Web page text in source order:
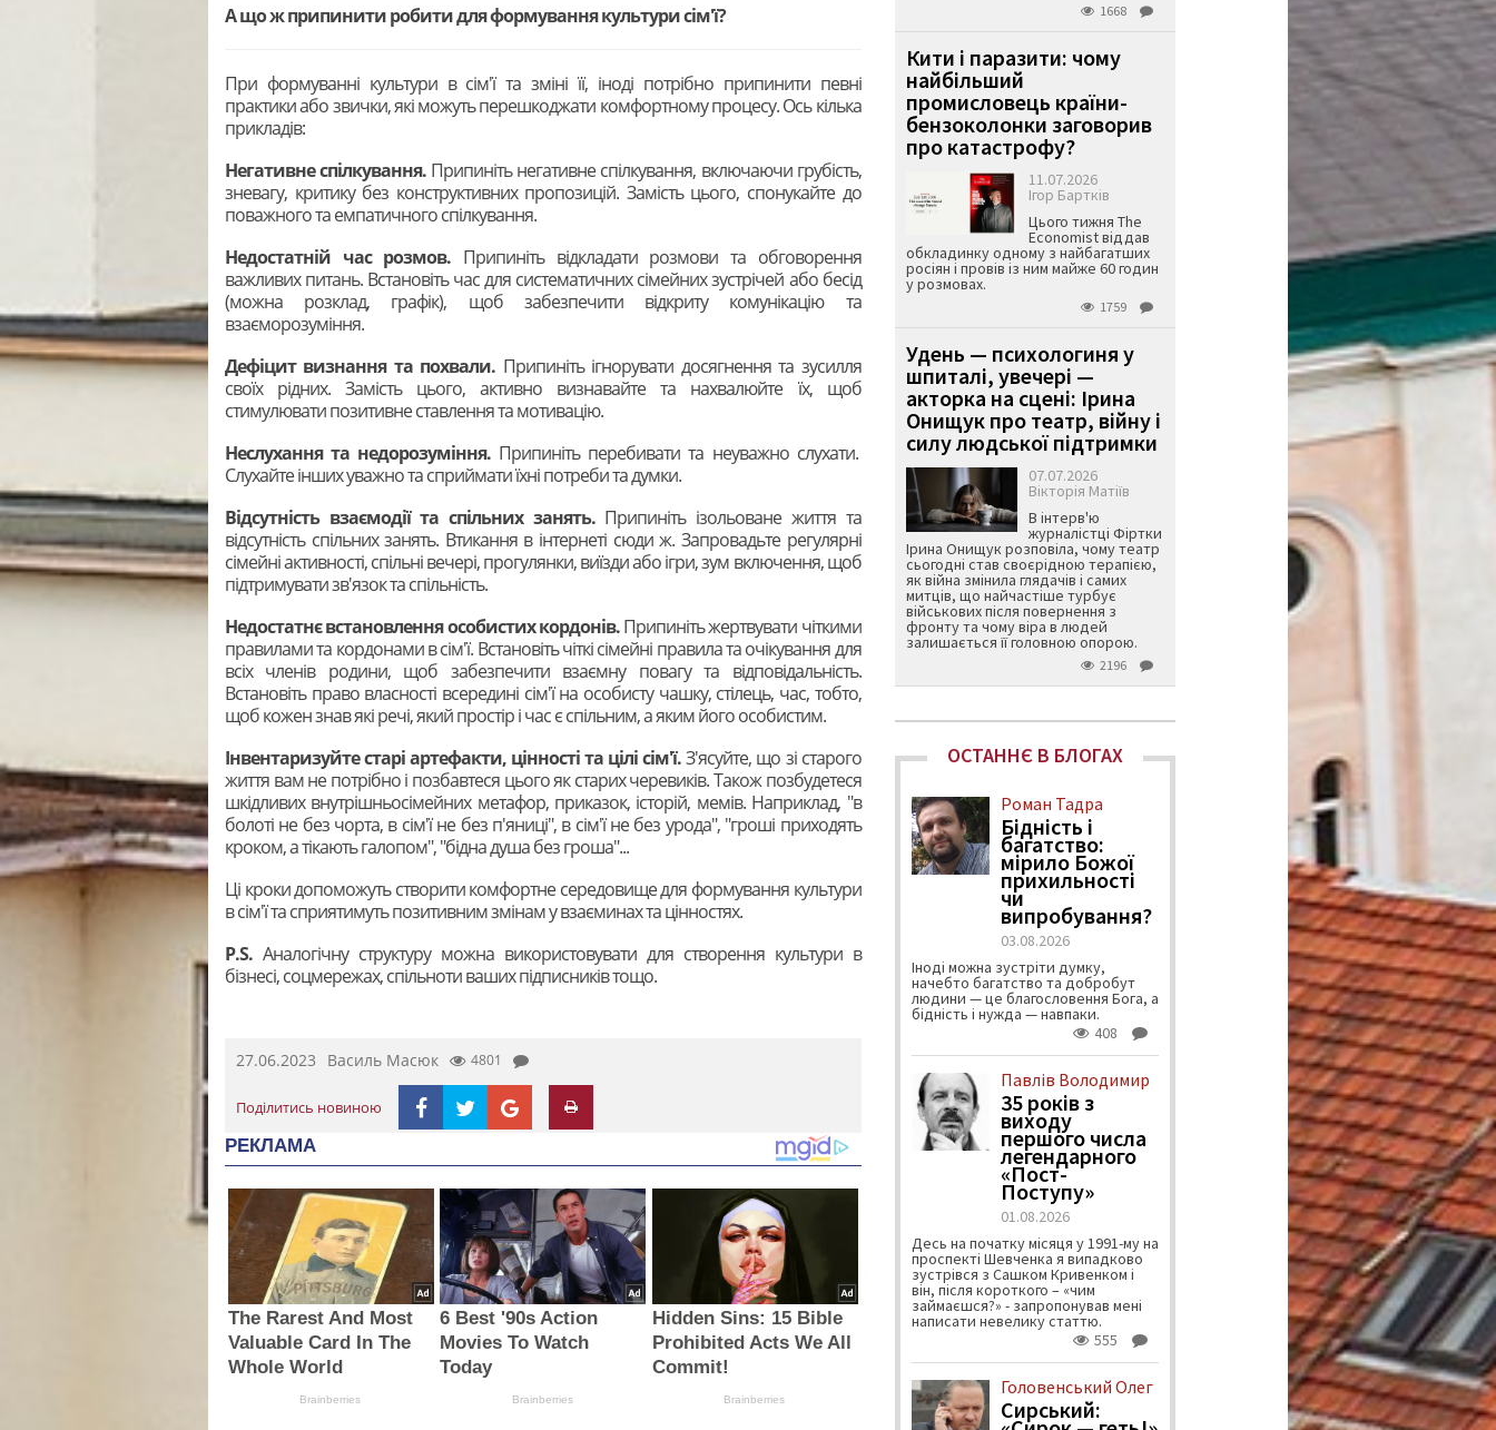
А що ж припинити робити для формування культури сім'ї?
При формуванні культури в сім'ї та зміні її, іноді потрібно припинити певні
практики або звички, які можуть перешкоджати комфортному процесу. Ось кілька
прикладів:
Негативне спілкування. Припиніть негативне спілкування, включаючи грубість,
зневагу, критику без конструктивних пропозицій. Замість цього, спонукайте до
поважного та емпатичного спілкування.
Недостатній час розмов. Припиніть відкладати розмови та обговорення
важливих питань. Встановіть час для систематичних сімейних зустрічей або бесід
(можна розклад, графік), щоб забезпечити відкриту комунікацію та
взаєморозуміння.
Дефіцит визнання та похвали. Припиніть ігнорувати досягнення та зусилля
своїх рідних. Замість цього, активно визнавайте та нахвалюйте їх, щоб
стимулювати позитивне ставлення та мотивацію.
Неслухання та недорозуміння. Припиніть перебивати та неуважно слухати.
Слухайте інших уважно та сприймати їхні потреби та думки.
Відсутність взаємодії та спільних занять.Припиніть ізольоване життя та
відсутність спільних занять. Втикання в інтернеті сюди ж. Запровадьте регулярні
сімейні активності, спільні вечері, прогулянки, виїзди або ігри, зум включення, щоб
підтримувати зв'язок та спільність.
Недостатнє встановлення особистих кордонів.Припиніть жертвувати чіткими
правилами та кордонами в сім'ї. Встановіть чіткі сімейні правила та очікування для
всіх членів родини, щоб забезпечити взаємну повагу та відповідальність.
Встановіть право власності всередині сім'ї на особисту чашку, стілець, час, тобто,
щоб кожен знав які речі, який простір і час є спільним, а яким його особистим.
Інвентаризуйте старі артефакти, цінності та цілі сім'ї.З'ясуйте, що зі старого
життя вам не потрібно і позбавтеся цього як старих черевиків. Також позбудетеся
шкідливих внутрішньосімейних метафор, приказок, історій, мемів. Наприклад, "в
болоті не без чорта, в сім'ї не без п'яниці", в сім'ї не без урода", "гроші приходять
кроком, а тікають галопом", "бідна душа без гроша"...
Ці кроки допоможуть створити комфортне середовище для формування культури
в сім'ї та сприятимуть позитивним змінам у взаєминах та цінностях.
P.S. Аналогічну структуру можна використовувати для створення культури в
бізнесі, соцмережах, спільноти ваших підписників тощо.
27.06.2023 Василь Масюк 4801
Поділитись новиною
РЕКЛАМА
The Rarest And Most
Valuable Card In The
Whole World
Brainberries
6 Best '90s Action
Movies To Watch
Today
Brainberries
Hidden Sins: 15 Bible
Prohibited Acts We All
Commit!
Brainberries
1668
Кити і паразити: чому
найбільший
промисловець країни-
бензоколонки заговорив
про катастрофу?
11.07.2026
Ігор Бартків
Цього тижня The
Economist віддав
обкладинку одному з найбагатших
росіян і провів із ним майже 60 годин
у розмовах.
1759
Удень — психологиня у
шпиталі, увечері —
акторка на сцені: Ірина
Онищук про театр, війну і
силу людської підтримки
07.07.2026
Вікторія Матіїв
В інтерв'ю
журналістці Фіртки
Ірина Онищук розповіла, чому театр
сьогодні став своєрідною терапією,
як війна змінила глядачів і самих
митців, що найчастіше турбує
військових після повернення з
фронту та чому віра в людей
залишається її головною опорою.
2196
ОСТАННЄ В БЛОГАХ
Роман Тадра
Бідність і
багатство:
мірило Божої
прихильності
чи
випробування?
03.08.2026
Іноді можна зустріти думку,
начебто багатство та добробут
людини — це благословення Бога, а
бідність і нужда — навпаки.
408
Павлів Володимир
35 років з
виходу
першого числа
легендарного
«Пост-
Поступу»
01.08.2026
Десь на початку місяця у 1991-му на
проспекті Шевченка я випадково
зустрівся з Сашком Кривенком і
він, після короткого – «чим
займаєшся?» - запропонував мені
написати невелику статтю.
555
Головенський Олег
Сирський: